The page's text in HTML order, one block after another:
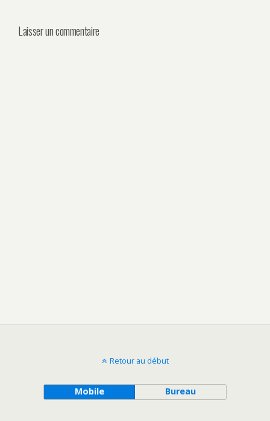
Laisser un commentaire
Retour au début
Mobile Bureau